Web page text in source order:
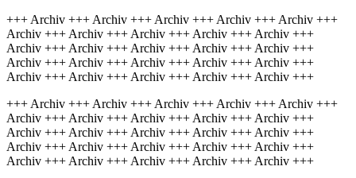
+++ Archiv +++ Archiv +++ Archiv +++ Archiv +++ Archiv +++
Archiv +++ Archiv +++ Archiv +++ Archiv +++ Archiv +++
Archiv +++ Archiv +++ Archiv +++ Archiv +++ Archiv +++
Archiv +++ Archiv +++ Archiv +++ Archiv +++ Archiv +++
Archiv +++ Archiv +++ Archiv +++ Archiv +++ Archiv +++
+++ Archiv +++ Archiv +++ Archiv +++ Archiv +++ Archiv +++
Archiv +++ Archiv +++ Archiv +++ Archiv +++ Archiv +++
Archiv +++ Archiv +++ Archiv +++ Archiv +++ Archiv +++
Archiv +++ Archiv +++ Archiv +++ Archiv +++ Archiv +++
Archiv +++ Archiv +++ Archiv +++ Archiv +++ Archiv +++